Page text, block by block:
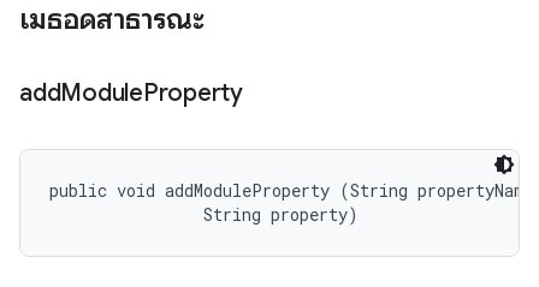
เมธอดสาธารณะ
addModuleProperty
public void addModuleProperty (String
                String property)